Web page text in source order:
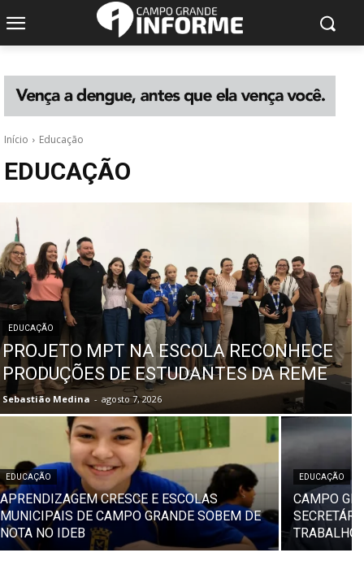
Início Educação
EDUCAÇÃO
EDUCAÇÃO
PROJETO MPT NA ESCOLA RECONHECE
PRODUÇÕES DE ESTUDANTES DA REME
Sebastião Medina - agosto 7, 2026
EDUCAÇÃO
APRENDIZAGEM CRESCE E ESCOLAS
MUNICIPAIS DE CAMPO GRANDE SOBEM DE
NOTA NO IDEB
EDUCAÇÃO
CAMPO
TRABALHO